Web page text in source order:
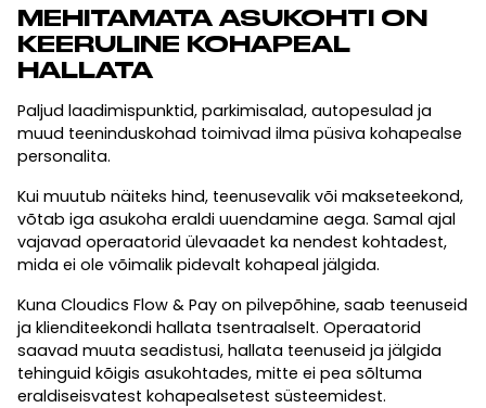
MEHITAMATA ASUKOHTI ON
KEERULINE KOHAPEAL
HALLATA
Paljud laadimispunktid, parkimisalad, autopesulad ja
muud teeninduskohad toimivad ilma püsiva kohapealse
personalita.
Kui muutub näiteks hind, teenusevalik või makseteekond,
võtab iga asukoha eraldi uuendamine aega. Samal ajal
vajavad operaatorid ülevaadet ka nendest kohtadest,
mida ei ole võimalik pidevalt kohapeal jälgida.
Kuna Cloudics Flow & Pay on pilvepõhine, saab teenuseid
ja klienditeekondi hallata tsentraalselt. Operaatorid
saavad muuta seadistusi, hallata teenuseid ja jälgida
tehinguid kõigis asukohtades, mitte ei pea sõltuma
eraldiseisvatest kohapealsetest süsteemidest.